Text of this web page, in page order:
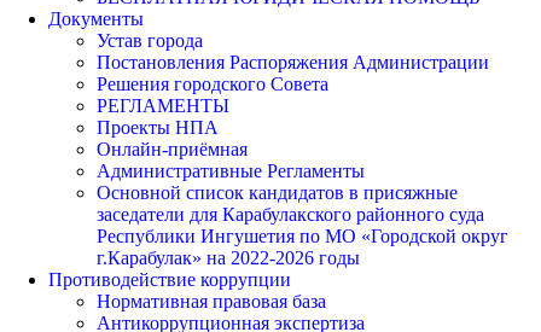
Документы
Устав города
Постановления Распоряжения Администрации
Решения городского Совета
РЕГЛАМЕНТЫ
Проекты НПА
Онлайн-приёмная
Административные Регламенты
Основной список кандидатов в присяжные
заседатели для Карабулакского районного суда
Республики Ингушетия по МО «Городской округ
г.Карабулак» на 2022-2026 годы
Противодействие коррупции
Нормативная правовая база
Антикоррупционная экспертиза